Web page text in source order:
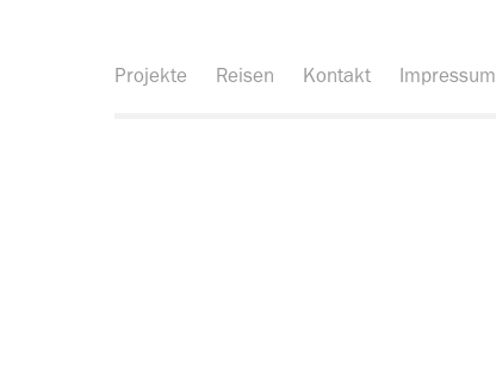
Projekte Reisen Kontakt Impressum